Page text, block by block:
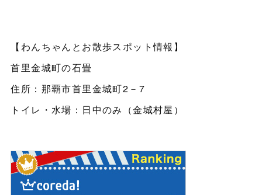
【わんちゃんとお散歩スポット情報】
首里金城町の石畳
住所：那覇市首里金城町2－7
トイレ・水場：日中のみ（金城村屋）